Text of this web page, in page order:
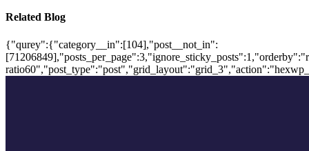
Related Blog
{"qurey":{"category__in":[104],"post__not_in":